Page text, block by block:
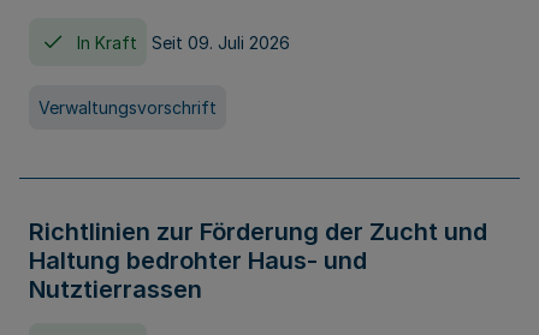
In Kraft Seit 09. Juli 2026
Verwaltungsvorschrift
Richtlinien zur Förderung der Zucht und
Haltung bedrohter Haus- und
Nutztierrassen